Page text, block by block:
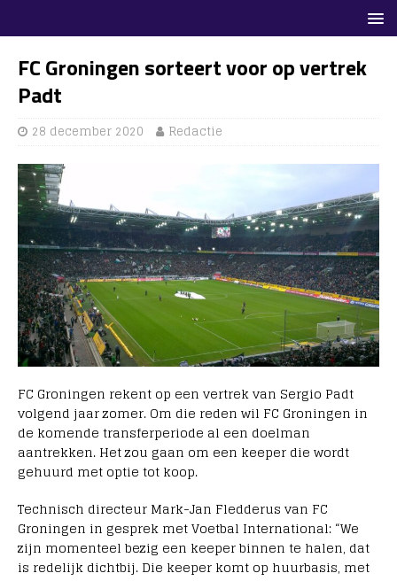
FC Groningen sorteert voor op vertrek
Padt
28 december 2020 Redactie
FC Groningen rekent op een vertrek van Sergio Padt
volgend jaar zomer. Om die reden wil FC Groningen in
de komende transferperiode al een doelman
aantrekken. Het zou gaan om een keeper die wordt
gehuurd met optie tot koop.
Technisch directeur Mark-Jan Fledderus van FC
Groningen in gesprek met Voetbal International: “We
zijn momenteel bezig een keeper binnen te halen, dat
is redelijk dichtbij. Die keeper komt op huurbasis, met